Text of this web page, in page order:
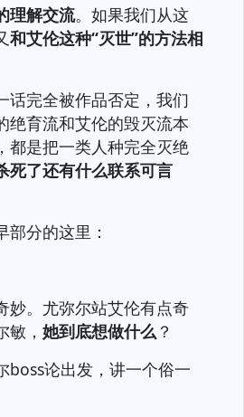
理解交流。如果我们从这
和艾伦这种“灭世”的方法相
话完全被作品否定，我们
绝育流和艾伦的毁灭流本
都是把一类人种完全灭绝
死了还有什么联系可言
部分的这里：
妙。尤弥尔站艾伦有点奇
敏， 她到底想做什么 ？
boss论出发，讲一个俗一